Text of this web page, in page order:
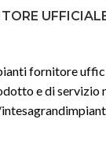
fornitore
e di servizio